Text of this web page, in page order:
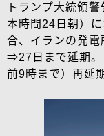
トランプ大統領
本時間24日朝）
合、イランの発電
⇒27日まで延期
前9時まで）再延